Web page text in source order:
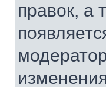
правок, а